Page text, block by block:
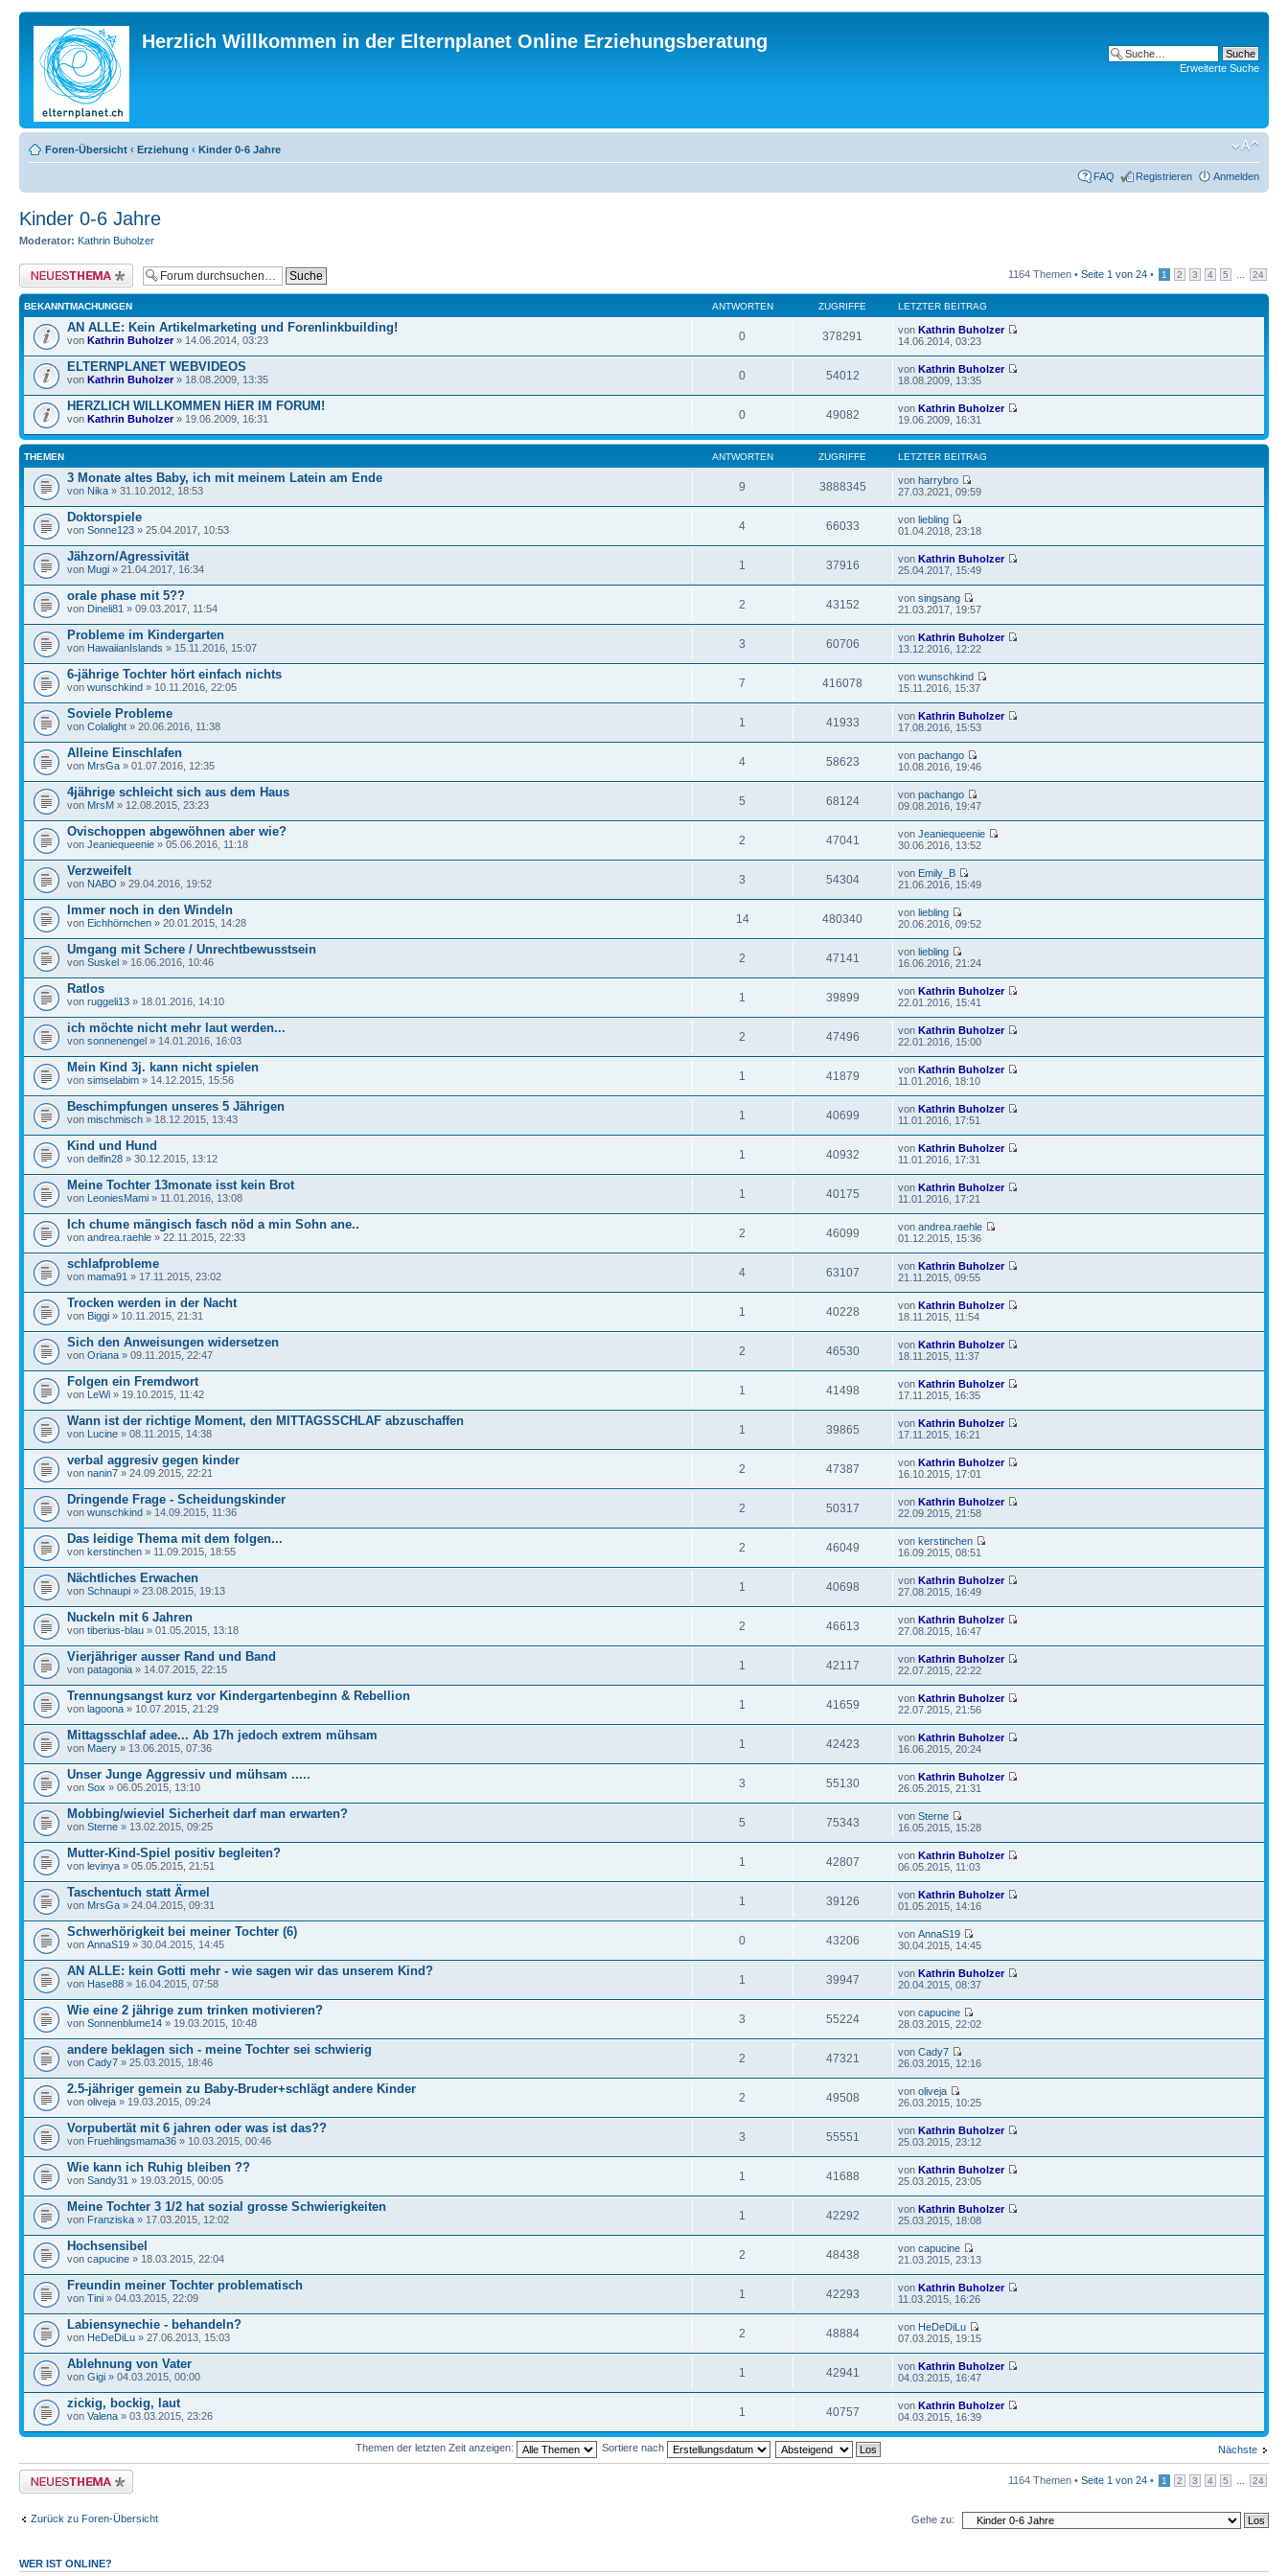
Herzlich Willkommen in der Elternplanet Online Erziehungsberatung
Erweiterte Suche
Foren-Übersicht ‹ Erziehung ‹ Kinder 0-6 Jahre
FAQ Registrieren Anmelden
Kinder 0-6 Jahre
Moderator: Kathrin Buholzer
Neues Thema erstellen 1164 Themen • Seite 1 von 24 • 1 2 3 4 5 24
BEKANNTMACHUNGEN ANTWORTEN ZUGRIFFE LETZTER BEITRAG
AN ALLE: Kein Artikelmarketing und Forenlinkbuilding!
von Kathrin Buholzer» 14.06.2014, 03:23 0 378291 vonKathrin Buholzer
14.06.2014, 03:23
ELTERNPLANET WEBVIDEOS
von Kathrin Buholzer» 18.08.2009, 13:35 0 54012 vonKathrin Buholzer
18.08.2009, 13:35
HERZLICH WILLKOMMEN HiER IM FORUM!
von Kathrin Buholzer» 19.06.2009, 16:31 0 49082 vonKathrin Buholzer
19.06.2009, 16:31
THEMEN ANTWORTEN ZUGRIFFE LETZTER BEITRAG
3 Monate altes Baby, ich mit meinem Latein am Ende
von Nika » 31.10.2012, 18:53 9 3888345 vonharrybro
27.03.2021, 09:59
Doktorspiele
von Sonne123 » 25.04.2017, 10:53 4 66033 vonliebling
01.04.2018, 23:18
Jähzorn/Agressivität
von Mugi » 21.04.2017, 16:34 1 37916 vonKathrin Buholzer
25.04.2017, 15:49
orale phase mit 5??
von Dineli81 » 09.03.2017, 11:54 2 43152 vonsingsang
21.03.2017, 19:57
Probleme im Kindergarten
von HawaiianIslands » 15.11.2016, 15:07 3 60706 vonKathrin Buholzer
13.12.2016, 12:22
6-jährige Tochter hört einfach nichts
von wunschkind » 10.11.2016, 22:05 7 416078 vonwunschkind
15.11.2016, 15:37
Soviele Probleme
von Colalight » 20.06.2016, 11:38 1 41933 vonKathrin Buholzer
17.08.2016, 15:53
Alleine Einschlafen
von MrsGa » 01.07.2016, 12:35 4 58623 vonpachango
10.08.2016, 19:46
4jährige schleicht sich aus dem Haus
von MrsM » 12.08.2015, 23:23 5 68124 vonpachango
09.08.2016, 19:47
Ovischoppen abgewöhnen aber wie?
von Jeaniequeenie » 05.06.2016, 11:18 2 47041 vonJeaniequeenie
30.06.2016, 13:52
Verzweifelt
von NABO » 29.04.2016, 19:52 3 54304 von Emily_B
21.06.2016, 15:49
Immer noch in den Windeln
von Eichhörnchen » 20.01.2015, 14:28 14 480340 vonliebling
20.06.2016, 09:52
Umgang mit Schere / Unrechtbewusstsein
von Suskel » 16.06.2016, 10:46 2 47141 vonliebling
16.06.2016, 21:24
Ratlos
von ruggeli13 » 18.01.2016, 14:10 1 39899 vonKathrin Buholzer
22.01.2016, 15:41
ich möchte nicht mehr laut werden...
von sonnenengel » 14.01.2016, 16:03 2 47496 vonKathrin Buholzer
22.01.2016, 15:00
Mein Kind 3j. kann nicht spielen
von simselabim » 14.12.2015, 15:56 1 41879 vonKathrin Buholzer
11.01.2016, 18:10
Beschimpfungen unseres 5 Jährigen
von mischmisch » 18.12.2015, 13:43 1 40699 vonKathrin Buholzer
11.01.2016, 17:51
Kind und Hund
von delfin28 » 30.12.2015, 13:12 1 40932 vonKathrin Buholzer
11.01.2016, 17:31
Meine Tochter 13monate isst kein Brot
von LeoniesMami » 11.01.2016, 13:08 1 40175 vonKathrin Buholzer
11.01.2016, 17:21
Ich chume mängisch fasch nöd a min Sohn ane..
von andrea.raehle » 22.11.2015, 22:33 2 46099 vonandrea.raehle
01.12.2015, 15:36
schlafprobleme
von mama91 » 17.11.2015, 23:02 4 63107 vonKathrin Buholzer
21.11.2015, 09:55
Trocken werden in der Nacht
von Biggi » 10.11.2015, 21:31 1 40228 vonKathrin Buholzer
18.11.2015, 11:54
Sich den Anweisungen widersetzen
von Oriana » 09.11.2015, 22:47 2 46530 vonKathrin Buholzer
18.11.2015, 11:37
Folgen ein Fremdwort
von LeWi » 19.10.2015, 11:42 1 41498 vonKathrin Buholzer
17.11.2015, 16:35
Wann ist der richtige Moment, den MITTAGSSCHLAF abzuschaffen
von Lucine » 08.11.2015, 14:38 1 39865 vonKathrin Buholzer
17.11.2015, 16:21
verbal aggresiv gegen kinder
von nanin7 » 24.09.2015, 22:21 2 47387 vonKathrin Buholzer
16.10.2015, 17:01
Dringende Frage - Scheidungskinder
von wunschkind » 14.09.2015, 11:36 2 50317 vonKathrin Buholzer
22.09.2015, 21:58
Das leidige Thema mit dem folgen...
von kerstinchen » 11.09.2015, 18:55 2 46049 vonkerstinchen
16.09.2015, 08:51
Nächtliches Erwachen
von Schnaupi » 23.08.2015, 19:13 1 40698 vonKathrin Buholzer
27.08.2015, 16:49
Nuckeln mit 6 Jahren
von tiberius-blau » 01.05.2015, 13:18 2 46613 vonKathrin Buholzer
27.08.2015, 16:47
Vierjähriger ausser Rand und Band
von patagonia » 14.07.2015, 22:15 1 42117 vonKathrin Buholzer
22.07.2015, 22:22
Trennungsangst kurz vor Kindergartenbeginn & Rebellion
von lagoona » 10.07.2015, 21:29 1 41659 vonKathrin Buholzer
22.07.2015, 21:56
Mittagsschlaf adee... Ab 17h jedoch extrem mühsam
von Maery » 13.06.2015, 07:36 1 42423 vonKathrin Buholzer
16.06.2015, 20:24
Unser Junge Aggressiv und mühsam .....
von Sox » 06.05.2015, 13:10 3 55130 vonKathrin Buholzer
26.05.2015, 21:31
Mobbing/wieviel Sicherheit darf man erwarten?
von Sterne » 13.02.2015, 09:25 5 75343 vonSterne
16.05.2015, 15:28
Mutter-Kind-Spiel positiv begleiten?
von levinya » 05.05.2015, 21:51 1 42807 vonKathrin Buholzer
06.05.2015, 11:03
Taschentuch statt Ärmel
von MrsGa » 24.04.2015, 09:31 1 39126 vonKathrin Buholzer
01.05.2015, 14:16
Schwerhörigkeit bei meiner Tochter (6)
von AnnaS19 » 30.04.2015, 14:45 0 43206 vonAnnaS19
30.04.2015, 14:45
AN ALLE: kein Gotti mehr - wie sagen wir das unserem Kind?
von Hase88 » 16.04.2015, 07:58 1 39947 vonKathrin Buholzer
20.04.2015, 08:37
Wie eine 2 jährige zum trinken motivieren?
von Sonnenblume14 » 19.03.2015, 10:48 3 55224 voncapucine
28.03.2015, 22:02
andere beklagen sich - meine Tochter sei schwierig
von Cady7 » 25.03.2015, 18:46 2 47321 vonCady7
26.03.2015, 12:16
2.5-jähriger gemein zu Baby-Bruder+schlägt andere Kinder
von oliveja » 19.03.2015, 09:24 2 49508 vonoliveja
26.03.2015, 10:25
Vorpubertät mit 6 jahren oder was ist das??
von Fruehlingsmama36 » 10.03.2015, 00:46 3 55551 vonKathrin Buholzer
25.03.2015, 23:12
Wie kann ich Ruhig bleiben ??
von Sandy31 » 19.03.2015, 00:05 1 41688 vonKathrin Buholzer
25.03.2015, 23:05
Meine Tochter 3 1/2 hat sozial grosse Schwierigkeiten
von Franziska » 17.03.2015, 12:02 1 42292 vonKathrin Buholzer
25.03.2015, 18:08
Hochsensibel
von capucine » 18.03.2015, 22:04 2 48438 voncapucine
21.03.2015, 23:13
Freundin meiner Tochter problematisch
von Tini » 04.03.2015, 22:09 1 42293 vonKathrin Buholzer
11.03.2015, 16:26
Labiensynechie - behandeln?
von HeDeDiLu » 27.06.2013, 15:03 2 48884 von HeDeDiLu
07.03.2015, 19:15
Ablehnung von Vater
von Gigi » 04.03.2015, 00:00 1 42941 vonKathrin Buholzer
04.03.2015, 16:47
zickig, bockig, laut
von Valena » 03.03.2015, 23:26 1 40757 vonKathrin Buholzer
04.03.2015, 16:39
Nächste
Themen der letzten Zeit anzeigen: Sortiere nach
Neues Thema erstellen 1164 Themen • Seite 1 von 24 • 1 2 3 4 5 24
Zurück zu Foren-Übersicht Gehe zu:
WER IST ONLINE?